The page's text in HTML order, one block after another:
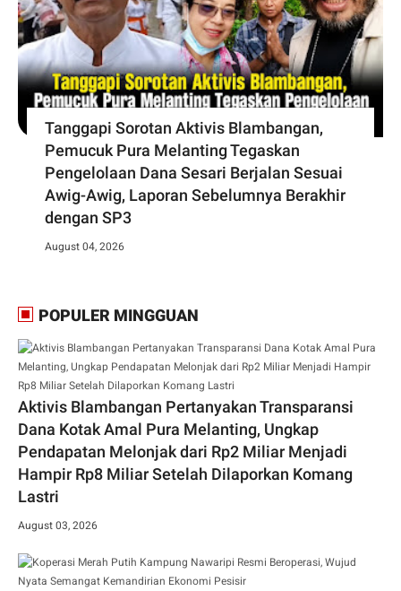
Tanggapi Sorotan Aktivis Blambangan,
Pemucuk Pura Melanting Tegaskan
Pengelolaan Dana Sesari Berjalan Sesuai
Awig-Awig, Laporan Sebelumnya Berakhir
dengan SP3
August 04, 2026
POPULER MINGGUAN
Aktivis Blambangan Pertanyakan Transparansi
Dana Kotak Amal Pura Melanting, Ungkap
Pendapatan Melonjak dari Rp2 Miliar Menjadi
Hampir Rp8 Miliar Setelah Dilaporkan Komang
Lastri
August 03, 2026